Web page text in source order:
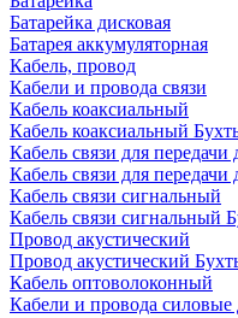
Батарейка дисковая
Батарея аккумуляторная
Кабель, провод
Кабели и провода связи
Кабель коаксиальный
Кабель коаксиальный
Кабель связи для
Кабель связи для
Кабель связи сигнальный
Кабель связи сигнальный
Провод акустический
Провод акустический
Кабель оптоволоконный
Кабели и провода силовые